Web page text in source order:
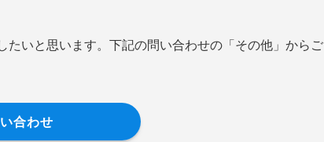
いと思います。下記の問い合わせの「その他」からご
合わせ